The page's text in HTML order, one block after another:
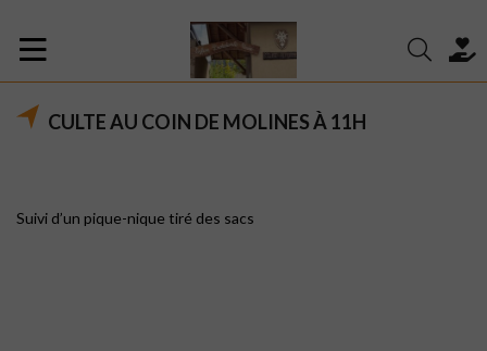
CULTE AU COIN DE MOLINES À 11H
Suivi d’un pique-nique tiré des sacs